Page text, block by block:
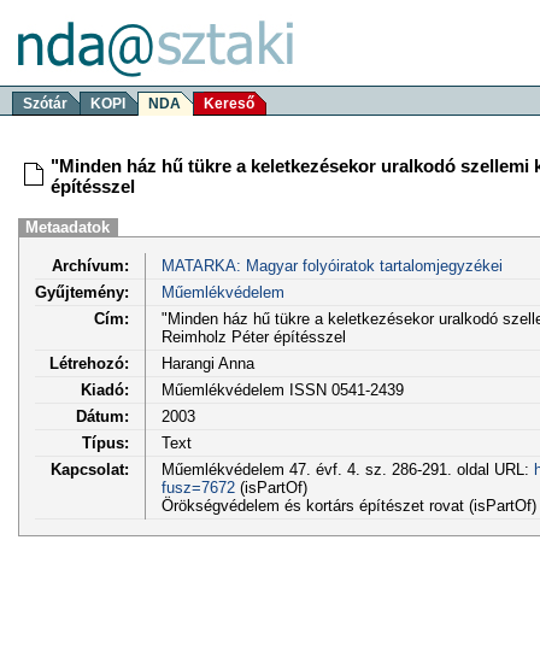
Szótár KOPI NDA Kereső
"Minden ház hű tükre a keletkezésekor uralkodó
építésszel
Metaadatok
Archívum:
MATARKA: Magyar folyóiratok tartalomjegyzékei
Gyűjtemény:
Műemlékvédelem
Cím:
"Minden ház hű tükre a keletkezésekor uralkodó
Reimholz Péter építésszel
Létrehozó:
Harangi Anna
Kiadó:
Műemlékvédelem ISSN 0541-2439
Dátum:
2003
Típus:
Text
Kapcsolat:
Műemlékvédelem 47. évf. 4. sz. 286-291. oldal URL:
fusz=7672(isPartOf)
Örökségvédelem és kortárs építészet rovat (isPartOf)